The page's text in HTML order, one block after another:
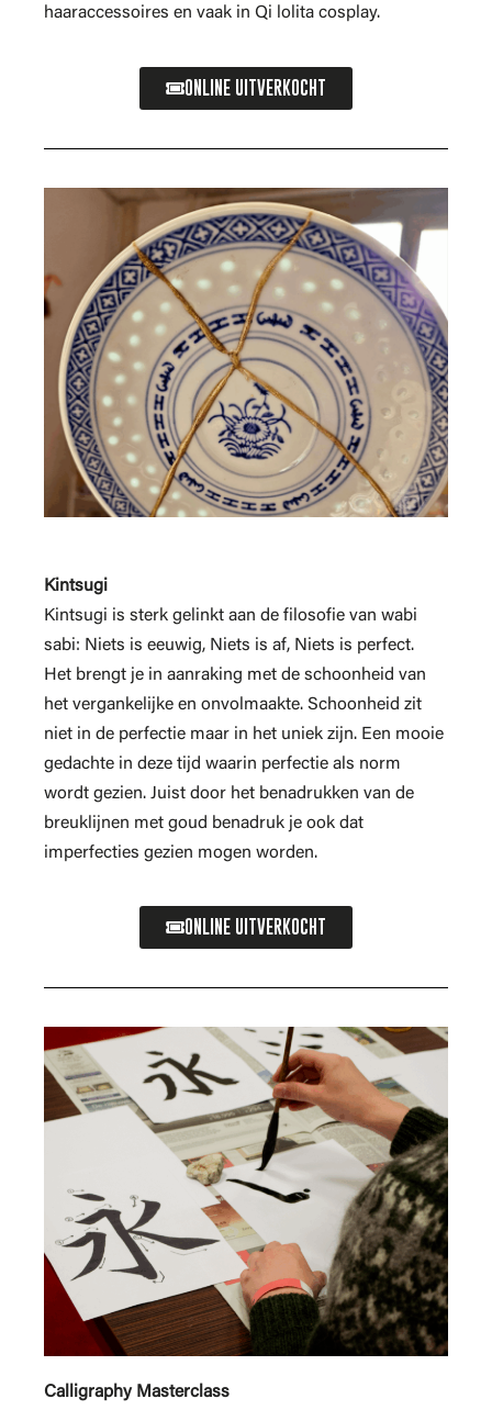
haaraccessoires en vaak in Qi lolita cosplay.
ONLINE UITVERKOCHT
Kintsugi
Kintsugi is sterk gelinkt aan de filosofie van wabi
sabi: Niets is eeuwig, Niets is af, Niets is perfect.
Het brengt je in aanraking met de schoonheid van
het vergankelijke en onvolmaakte. Schoonheid zit
niet in de perfectie maar in het uniek zijn. Een mooie
gedachte in deze tijd waarin perfectie als norm
wordt gezien. Juist door het benadrukken van de
breuklijnen met goud benadruk je ook dat
imperfecties gezien mogen worden.
ONLINE UITVERKOCHT
Calligraphy Masterclass